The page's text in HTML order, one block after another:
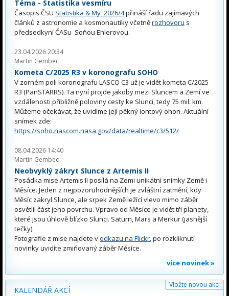
Téma - Statistika vesmíru
Časopis ČSU Statistika & My 2026/4přináší řadu zajímavých
článků z astronomie a kosmonautiky včetněrozhovoru s
předsedkyní ČASu Soňou Ehlerovou.
23.04.2026 20:34
Martin Gembec
Kometa C/2025 R3 v koronografu SOHO
V zorném poli koronografu LASCO C3 už je vidět kometa C/2025
R3 (PanSTARRS). Ta nyní projde jakoby mezi Sluncem a Zemí ve
vzdálenosti přibližně poloviny cesty ke Slunci, tedy 75 mil. km.
Můžeme očekávat, že uvidíme její pěkný iontový ohon. Aktuální
snímek zde:
https://soho.nascom.nasa.gov/data/realtime/c3/512/
08.04.2026 14:40
Martin Gembec
Neobvyklý zákryt Slunce z Artemis II
Posádka mise Artemis II posílá na Zemi unikátní snímky Země i
Měsíce. Jeden z nejpozoruhodnějších je zvláštní zatmění, kdy
Měsíc zakryl Slunce, ale srpek Země ležící vlevo mimo záběr
osvětlil část jeho povrchu. Vpravo od Měsíce je vidět tři planety,
které jsou úhlově blízko Slunci. Saturn, Mars a Merkur (jasnější
tečky).
Fotografie z mise najdete vodkazu na Flickr, po rozkliknutí
novinky uvidíte zmiňovaný záběr Měsíce.
více novinek »
KALENDÁŘ AKCÍ
Vložte novou akci